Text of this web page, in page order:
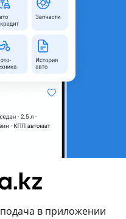
в приложении
Алматинская
y
(UZJ100), 1998 - 2002 2